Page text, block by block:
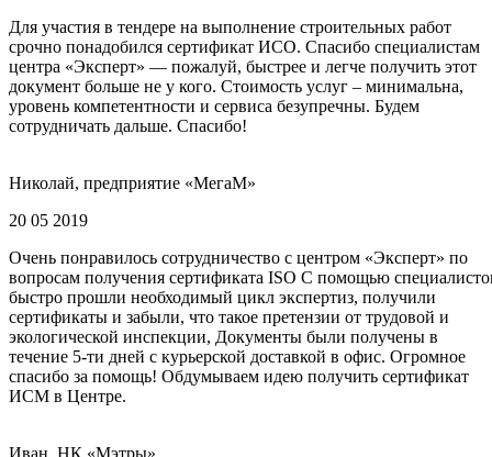
Для участия в тендере на выполнение строительных работ
срочно понадобился сертификат ИСО. Спасибо специалистам
центра «Эксперт» — пожалуй, быстрее и легче получить этот
документ больше не у кого. Стоимость услуг – минимальна,
уровень компетентности и сервиса безупречны. Будем
сотрудничать дальше. Спасибо!
Николай, предприятие «МегаМ»
20 05 2019
Очень понравилось сотрудничество с центром «Эксперт» по
вопросам получения сертификата ISO С помощью
быстро прошли необходимый цикл экспертиз, получили
сертификаты и забыли, что такое претензии от трудовой и
экологической инспекции, Документы были получены в
течение 5-ти дней с курьерской доставкой в офис. Огромное
спасибо за помощь! Обдумываем идею получить сертификат
ИСМ в Центре.
Иван, НК «Мэтры»